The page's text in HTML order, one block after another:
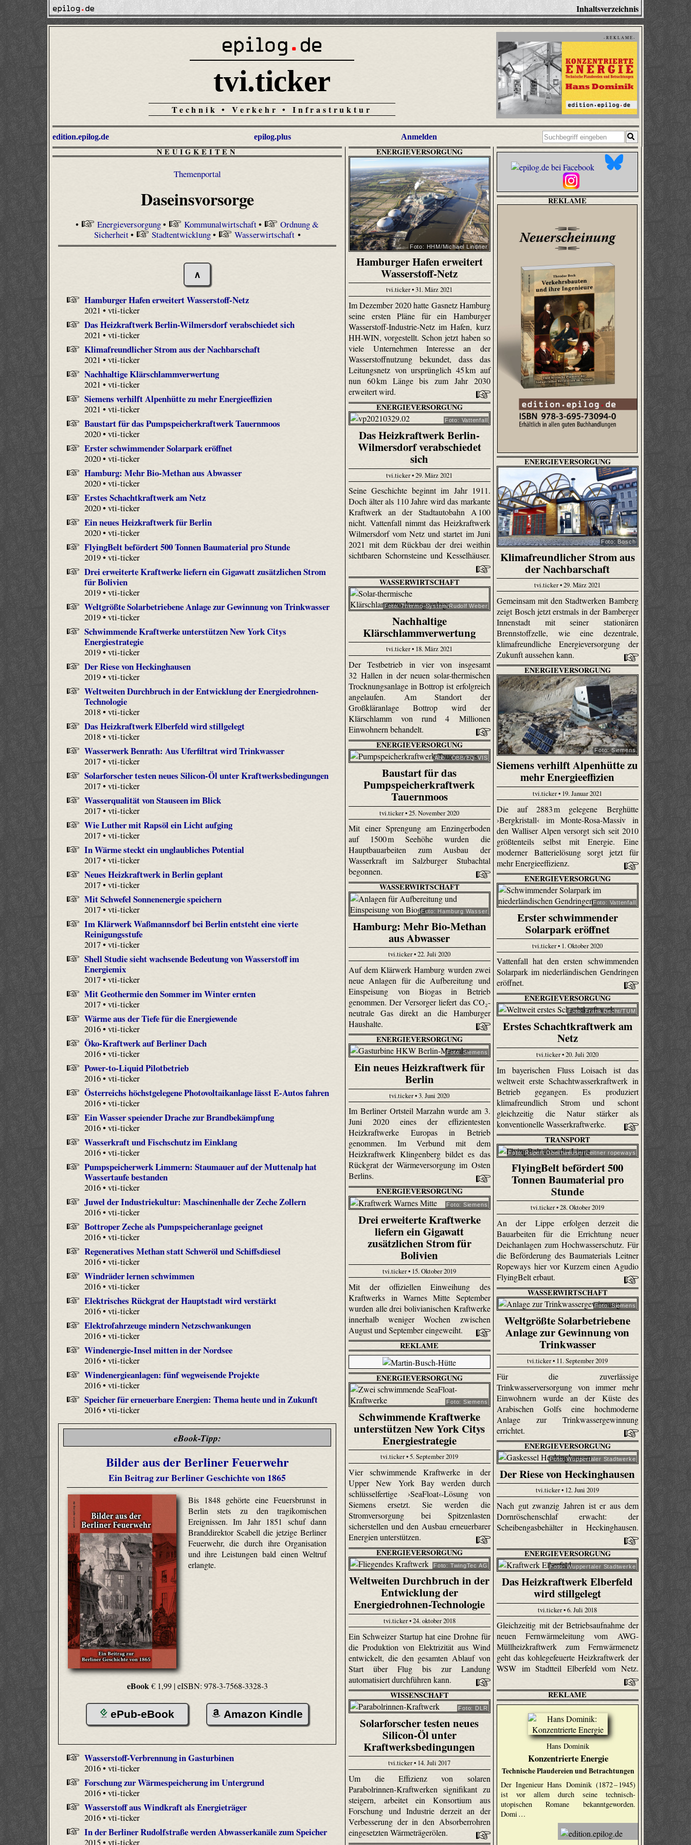
Inhaltsverzeichnis
tvi.ticker
Technik • Verkehr • Infrastruktur
- R E K L A M E -
edition.epilog.de epilog.plus Anmelden
NEUIGKEITEN
Themenportal
Daseinsvorsorge
• Energieversorgung• Kommunalwirtschaft•
Ordnung &
Sicherheit• Stadtentwicklung• Wasserwirtschaft•
∧
Hamburger Hafen erweitert Wasserstoff-Netz
2021 • vti-ticker
Das Heizkraftwerk Berlin-Wilmersdorf verabschiedet sich
2021 • vti-ticker
Klimafreundlicher Strom aus der Nachbarschaft
2021 • vti-ticker
Nachhaltige Klärschlammverwertung
2021 • vti-ticker
Siemens verhilft Alpenhütte zu mehr Energieeffizien
2021 • vti-ticker
Baustart für das Pumpspeicherkraftwerk Tauernmoos
2020 • vti-ticker
Erster schwimmender Solarpark eröffnet
2020 • vti-ticker
Hamburg: Mehr Bio-Methan aus Abwasser
2020 • vti-ticker
Erstes Schachtkraftwerk am Netz
2020 • vti-ticker
Ein neues Heizkraftwerk für Berlin
2020 • vti-ticker
FlyingBelt befördert 500 Tonnen Baumaterial pro Stunde
2019 • vti-ticker
Drei erweiterte Kraftwerke liefern ein Gigawatt zusätzlichen Strom
für Bolivien
2019 • vti-ticker
Weltgrößte Solarbetriebene Anlage zur Gewinnung von Trinkwasser
2019 • vti-ticker
Schwimmende Kraftwerke unterstützen New York Citys
Energiestrategie
2019 • vti-ticker
Der Riese von Heckinghausen
2019 • vti-ticker
Weltweiten Durchbruch in der Entwicklung der Energiedrohnen-
Technologie
2018 • vti-ticker
Das Heizkraftwerk Elberfeld wird stillgelegt
2018 • vti-ticker
Wasserwerk Benrath: Aus Uferfiltrat wird Trinkwasser
2017 • vti-ticker
Solarforscher testen neues Silicon-Öl unter Kraftwerksbedingungen
2017 • vti-ticker
Wasserqualität von Stauseen im Blick
2017 • vti-ticker
Wie Luther mit Rapsöl ein Licht aufging
2017 • vti-ticker
In Wärme steckt ein unglaubliches Potential
2017 • vti-ticker
Neues Heizkraftwerk in Berlin geplant
2017 • vti-ticker
Mit Schwefel Sonnenenergie speichern
2017 • vti-ticker
Im Klärwerk Waßmannsdorf bei Berlin entsteht eine vierte
Reinigungsstufe
2017 • vti-ticker
Shell Studie sieht wachsende Bedeutung von Wasserstoff im
Energiemix
2017 • vti-ticker
Mit Geothermie den Sommer im Winter ernten
2017 • vti-ticker
Wärme aus der Tiefe für die Energiewende
2016 • vti-ticker
Öko-Kraftwerk auf Berliner Dach
2016 • vti-ticker
Power-to-Liquid Pilotbetrieb
2016 • vti-ticker
Österreichs höchstgelegene Photovoltaikanlage lässt E-Autos fahren
2016 • vti-ticker
Ein Wasser speiender Drache zur Brandbekämpfung
2016 • vti-ticker
Wasserkraft und Fischschutz im Einklang
2016 • vti-ticker
Pumpspeicherwerk Limmern: Staumauer auf der Muttenalp hat
Wassertaufe bestanden
2016 • vti-ticker
Juwel der Industriekultur: Maschinenhalle der Zeche Zollern
2016 • vti-ticker
Bottroper Zeche als Pumpspeicheranlage geeignet
2016 • vti-ticker
Regeneratives Methan statt Schweröl und Schiffsdiesel
2016 • vti-ticker
Windräder lernen schwimmen
2016 • vti-ticker
Elektrisches Rückgrat der Hauptstadt wird verstärkt
2016 • vti-ticker
Elektrofahrzeuge mindern Netzschwankungen
2016 • vti-ticker
Windenergie-Insel mitten in der Nordsee
2016 • vti-ticker
Windenergieanlagen: fünf wegweisende Projekte
2016 • vti-ticker
Speicher für erneuerbare Energien: Thema heute und in Zukunft
2016 • vti-ticker
eBook-Tipp:
Bilder aus der Berliner Feuerwehr
Ein Beitrag zur Berliner Geschichte von 1865
Bis 1848 gehörte eine Feuersbrunst in
Berlin stets zu den tragikomischen
Ereignissen. Im Jahr 1851 schuf dann
Branddirektor Scabell die jetzige Berliner
Feuerwehr, die durch ihre Organisation
und ihre Leistungen bald einen Weltruf
erlangte.
eBook € 1,99 |eISBN: 978-3-7568-3328-3
ePub-eBook Amazon Kindle
Wasserstoff-Verbrennung in Gasturbinen
2016 • vti-ticker
Forschung zur Wärmespeicherung im Untergrund
2016 • vti-ticker
Wasserstoff aus Windkraft als Energieträger
2016 • vti-ticker
In der Berliner Rudolfstraße werden Abwasserkanäle zum Speicher
2015 • vti-ticker
ENERGIEVERSORGUNG
Foto: HHM/Michael Lindner
Hamburger Hafen erweitert
Wasserstoff-Netz
tvi.ticker • 31. März 2021
Im Dezember 2020 hatte Gasnetz Hamburg
seine ersten Pläne für ein Hamburger
Wasserstoff-Industrie-Netz im Hafen, kurz
HH-WIN, vorgestellt. Schon jetzt haben so
viele Unternehmen Interesse an der
Wasserstoffnutzung bekundet, dass das
Leitungsnetz von ursprünglich 45 km auf
nun 60 km Länge bis zum Jahr 2030
erweitert wird.
REKLAME
ENERGIEVERSORGUNG
Foto: Vattenfall
Das Heizkraftwerk Berlin-
Wilmersdorf verabschiedet
sich
tvi.ticker • 29. März 2021
Seine Geschichte beginnt im Jahr 1911.
Doch älter als 110 Jahre wird das markante
Kraftwerk an der Stadtautobahn A 100
nicht. Vattenfall nimmt das Heizkraftwerk
Wilmersdorf vom Netz und startet im Juni
2021 mit dem Rückbau der drei weithin
sichtbaren Schornsteine und Kesselhäuser.
ENERGIEVERSORGUNG
Foto: Bosch
Klimafreundlicher Strom aus
der Nachbarschaft
tvi.ticker • 29. März 2021
Gemeinsam mit den Stadtwerken Bamberg
zeigt Bosch jetzt erstmals in der Bamberger
Innenstadt mit seiner stationären
Brennstoffzelle, wie eine dezentrale,
klimafreundliche Energieversorgung der
Zukunft aussehen kann.
WASSERWIRTSCHAFT
Foto: Thermo-System/Rudolf Weber
Nachhaltige
Klärschlammverwertung
tvi.ticker • 18. März 2021
Der Testbetrieb in vier von insgesamt
32 Hallen in der neuen solar-thermischen
Trocknungsanlage in Bottrop ist erfolgreich
angelaufen. Am Standort der
Großkläranlage Bottrop wird der
Klärschlamm von rund 4 Millionen
Einwohnern behandelt.
ENERGIEVERSORGUNG
Foto: Siemens
Siemens verhilft Alpenhütte zu
mehr Energieeffizien
tvi.ticker • 19. Januar 2021
Die auf 2883 m gelegene Berghütte
›Bergkristall‹ im Monte-Rosa-Massiv in
den Walliser Alpen versorgt sich seit 2010
größtenteils selbst mit Energie. Eine
moderner Batterielösung sorgt jetzt für
mehr Energieeffizienz.
ENERGIEVERSORGUNG
Abb.: ÖBB/EQ-VIS
Baustart für das
Pumpspeicherkraftwerk
Tauernmoos
tvi.ticker • 25. November 2020
Mit einer Sprengung am Enzingerboden
auf 1500 m Seehöhe wurden die
Hauptbauarbeiten zum Ausbau der
Wasserkraft im Salzburger Stubachtal
begonnen.
ENERGIEVERSORGUNG
Foto: Vattenfall
Erster schwimmender
Solarpark eröffnet
tvi.ticker • 1. Oktober 2020
Vattenfall hat den ersten schwimmenden
Solarpark im niederländischen Gendringen
eröffnet.
WASSERWIRTSCHAFT
Foto: Hamburg Wasser
Hamburg: Mehr Bio-Methan
aus Abwasser
tvi.ticker • 22. Juli 2020
Auf dem Klärwerk Hamburg wurden zwei
neue Anlagen für die Aufbereitung und
Einspeisung von Biogas in Betrieb
genommen. Der Versorger liefert das CO₂-
neutrale Gas direkt an die Hamburger
Haushalte.
ENERGIEVERSORGUNG
Foto: Frank Becht/TUM
Erstes Schachtkraftwerk am
Netz
tvi.ticker • 20. Juli 2020
Im bayerischen Fluss Loisach ist das
weltweit erste Schachtwasserkraftwerk in
Betrieb gegangen. Es produziert
klimafreundlich Strom und schont
gleichzeitig die Natur stärker als
konventionelle Wasserkraftwerke.
ENERGIEVERSORGUNG
Foto: Siemens
Ein neues Heizkraftwerk für
Berlin
tvi.ticker • 3. Juni 2020
Im Berliner Ortsteil Marzahn wurde am 3.
Juni 2020 eines der effizientesten
Heizkraftwerke Europas in Betrieb
genommen. Im Verbund mit dem
Heizkraftwerk Klingenberg bildet es das
Rückgrat der Wärmeversorgung im Osten
Berlins.
TRANSPORT
Foto: Rupert Oberhaeuser/Leitner ropeways
FlyingBelt befördert 500
Tonnen Baumaterial pro
Stunde
tvi.ticker • 28. Oktober 2019
An der Lippe erfolgen derzeit die
Bauarbeiten für die Errichtung neuer
Deichanlagen zum Hochwasserschutz. Für
die Beförderung des Baumaterials Leitner
Ropeways hier vor Kurzem einen Agudio
FlyingBelt erbaut.
ENERGIEVERSORGUNG
Foto: Siemens
Drei erweiterte Kraftwerke
liefern ein Gigawatt
zusätzlichen Strom für
Bolivien
tvi.ticker • 15. Oktober 2019
Mit der offiziellen Einweihung des
Kraftwerks in Warnes Mitte September
wurden alle drei bolivianischen Kraftwerke
innerhalb weniger Wochen zwischen
August und September eingeweiht.
WASSERWIRTSCHAFT
Foto: Siemens
Weltgrößte Solarbetriebene
Anlage zur Gewinnung von
Trinkwasser
tvi.ticker • 11. September 2019
Für die zuverlässige
Trinkwasserversorgung von immer mehr
Einwohnern wurde an der Küste des
Arabischen Golfs eine hochmoderne
Anlage zur Trinkwassergewinnung
errichtet.
REKLAME
ENERGIEVERSORGUNG
Foto: Siemens
Schwimmende Kraftwerke
unterstützen New York Citys
Energiestrategie
tvi.ticker • 5. September 2019
Vier schwimmende Kraftwerke in der
Upper New York Bay werden durch
schlüsselfertige ›SeaFloat‹-Lösung von
Siemens ersetzt. Sie werden die
Stromversorgung bei Spitzenlasten
sicherstellen und den Ausbau erneuerbarer
Energien unterstützen.
ENERGIEVERSORGUNG
Foto: Wuppertaler Stadtwerke
Der Riese von Heckinghausen
tvi.ticker • 12. Juni 2019
Nach gut zwanzig Jahren ist er aus dem
Dornröschenschlaf erwacht: der
Scheibengasbehälter in Heckinghausen.
ENERGIEVERSORGUNG
Foto: TwingTec AG
Weltweiten Durchbruch in der
Entwicklung der
Energiedrohnen-Technologie
tvi.ticker • 24. oktober 2018
Ein Schweizer Startup hat eine Drohne für
die Produktion von Elektrizität aus Wind
entwickelt, die den gesamten Ablauf von
Start über Flug bis zur Landung
automatisiert durchführen kann.
ENERGIEVERSORGUNG
Foto: Wuppertaler Stadtwerke
Das Heizkraftwerk Elberfeld
wird stillgelegt
tvi.ticker • 6. Juli 2018
Gleichzeitig mit der Betriebsaufnahme der
neuen Fernwärmeleitung vom AWG-
Müllheizkraftwerk zum Fernwärmenetz
geht das kohlegefeuerte Heizkraftwerk der
WSW im Stadtteil Elberfeld vom Netz.
REKLAME
Hans Dominik
Konzentrierte Energie
Technische Plaudereien und Betrachtungen
Der Ingenieur Hans Dominik (1872 – 1945)
ist vor allem durch seine technisch-
utopischen Romane bekanntgeworden.
Domi …
WISSENSCHAFT
Foto: DLR
Solarforscher testen neues
Silicon-Öl unter
Kraftwerksbedingungen
tvi.ticker • 14. Juli 2017
Um die Effizienz von solaren
Parabolrinnen-Kraftwerken signifikant zu
steigern, arbeitet ein Konsortium aus
Forschung und Industrie derzeit an der
Verbesserung der in den Absorberrohren
eingesetzten Wärmeträgerölen.